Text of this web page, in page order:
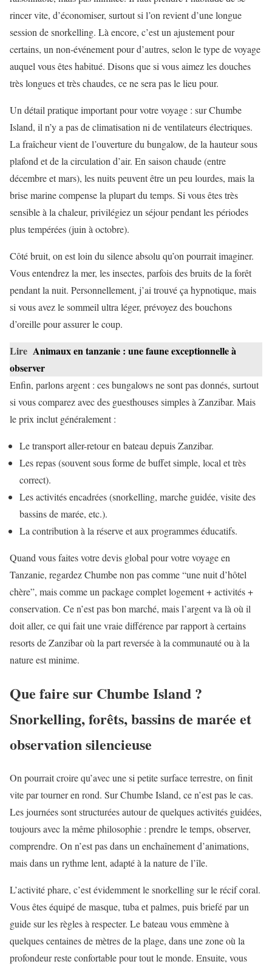
rincer vite, d’économiser, surtout si l’on revient d’une longue
session de snorkelling. Là encore, c’est un ajustement pour
certains, un non-événement pour d’autres, selon le type de voyage
auquel vous êtes habitué. Disons que si vous aimez les douches
très longues et très chaudes, ce ne sera pas le lieu pour.
Un détail pratique important pour votre voyage : sur Chumbe
Island, il n’y a pas de climatisation ni de ventilateurs électriques.
La fraîcheur vient de l’ouverture du bungalow, de la hauteur sous
plafond et de la circulation d’air. En saison chaude (entre
décembre et mars), les nuits peuvent être un peu lourdes, mais la
brise marine compense la plupart du temps. Si vous êtes très
sensible à la chaleur, privilégiez un séjour pendant les périodes
plus tempérées (juin à octobre).
Côté bruit, on est loin du silence absolu qu’on pourrait imaginer.
Vous entendrez la mer, les insectes, parfois des bruits de la forêt
pendant la nuit. Personnellement, j’ai trouvé ça hypnotique, mais
si vous avez le sommeil ultra léger, prévoyez des bouchons
d’oreille pour assurer le coup.
Lire Animaux en tanzanie : une faune exceptionnelle à
observer
Enfin, parlons argent : ces bungalows ne sont pas donnés, surtout
si vous comparez avec des guesthouses simples à Zanzibar. Mais
le prix inclut généralement :
Le transport aller-retour en bateau depuis Zanzibar.
Les repas (souvent sous forme de buffet simple, local et très
correct).
Les activités encadrées (snorkelling, marche guidée, visite des
bassins de marée, etc.).
La contribution à la réserve et aux programmes éducatifs.
Quand vous faites votre devis global pour votre voyage en
Tanzanie, regardez Chumbe non pas comme “une nuit d’hôtel
chère”, mais comme un package complet logement + activités +
conservation. Ce n’est pas bon marché, mais l’argent va là où il
doit aller, ce qui fait une vraie différence par rapport à certains
resorts de Zanzibar où la part reversée à la communauté ou à la
nature est minime.
Que faire sur Chumbe Island ?
Snorkelling, forêts, bassins de marée et
observation silencieuse
On pourrait croire qu’avec une si petite surface terrestre, on finit
vite par tourner en rond. Sur Chumbe Island, ce n’est pas le cas.
Les journées sont structurées autour de quelques activités guidées,
toujours avec la même philosophie : prendre le temps, observer,
comprendre. On n’est pas dans un enchaînement d’animations,
mais dans un rythme lent, adapté à la nature de l’île.
L’activité phare, c’est évidemment le snorkelling sur le récif coral.
Vous êtes équipé de masque, tuba et palmes, puis briefé par un
guide sur les règles à respecter. Le bateau vous emmène à
quelques centaines de mètres de la plage, dans une zone où la
profondeur reste confortable pour tout le monde. Ensuite, vous